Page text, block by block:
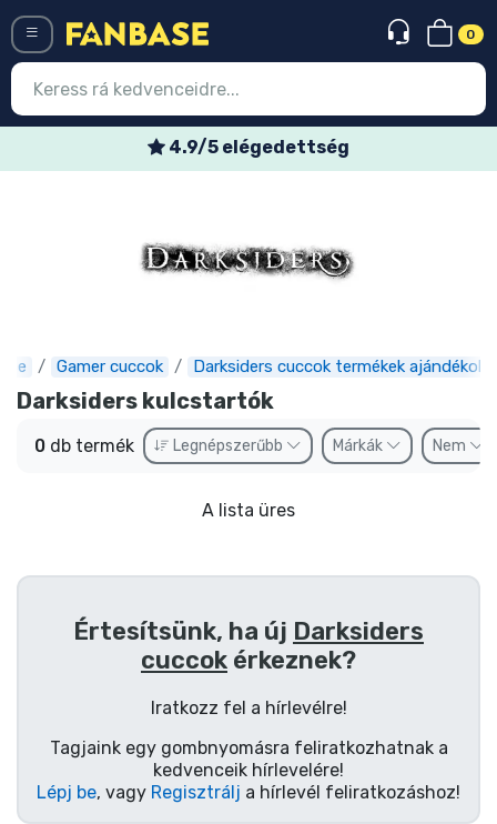
0
4.9/5 elégedettség
Gamer cuccok Darksiders cuccok termékek ajándékok
Darksiders kulcstartók
0 db termék Legnépszerűbb Márkák Nem
A lista üres
Értesítsünk, ha új Darksiders
cuccok érkeznek?
Iratkozz fel a hírlevélre!
Tagjaink egy gombnyomásra feliratkozhatnak a
kedvenceik hírlevelére!
Lépj be, vagy Regisztrálj a hírlevél feliratkozáshoz!
Legújabb cuccok
Express szállítás
Előrendelhető cuccok
Outlet cuccok
Sorozatos cuccok
Mesés cuccok
Animés cuccok